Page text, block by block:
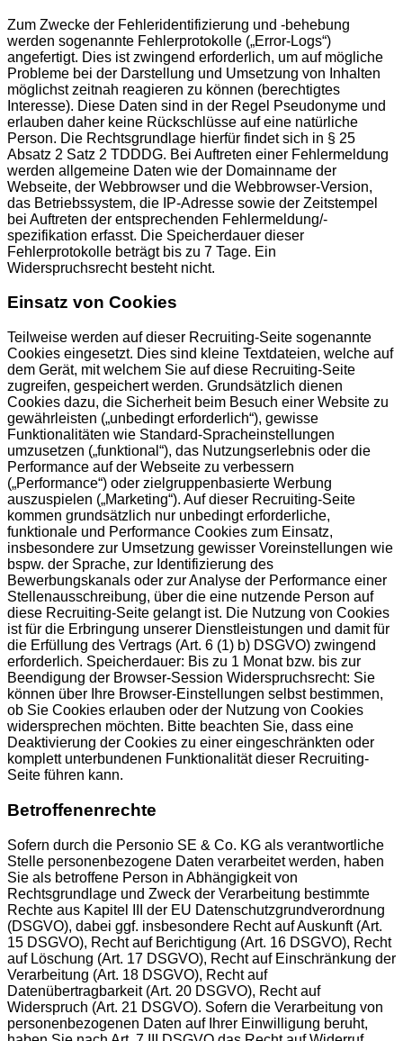
Zum Zwecke der Fehleridentifizierung und -behebung
werden sogenannte Fehlerprotokolle („Error-Logs“)
angefertigt. Dies ist zwingend erforderlich, um auf mögliche
Probleme bei der Darstellung und Umsetzung von Inhalten
möglichst zeitnah reagieren zu können (berechtigtes
Interesse). Diese Daten sind in der Regel Pseudonyme und
erlauben daher keine Rückschlüsse auf eine natürliche
Person. Die Rechtsgrundlage hierfür findet sich in § 25
Absatz 2 Satz 2 TDDDG. Bei Auftreten einer Fehlermeldung
werden allgemeine Daten wie der Domainname der
Webseite, der Webbrowser und die Webbrowser-Version,
das Betriebssystem, die IP-Adresse sowie der Zeitstempel
bei Auftreten der entsprechenden Fehlermeldung/-
spezifikation erfasst. Die Speicherdauer dieser
Fehlerprotokolle beträgt bis zu 7 Tage. Ein
Widerspruchsrecht besteht nicht.
Einsatz von Cookies
Teilweise werden auf dieser Recruiting-Seite sogenannte
Cookies eingesetzt. Dies sind kleine Textdateien, welche auf
dem Gerät, mit welchem Sie auf diese Recruiting-Seite
zugreifen, gespeichert werden. Grundsätzlich dienen
Cookies dazu, die Sicherheit beim Besuch einer Website zu
gewährleisten („unbedingt erforderlich“), gewisse
Funktionalitäten wie Standard-Spracheinstellungen
umzusetzen („funktional“), das Nutzungserlebnis oder die
Performance auf der Webseite zu verbessern
(„Performance“) oder zielgruppenbasierte Werbung
auszuspielen („Marketing“). Auf dieser Recruiting-Seite
kommen grundsätzlich nur unbedingt erforderliche,
funktionale und Performance Cookies zum Einsatz,
insbesondere zur Umsetzung gewisser Voreinstellungen wie
bspw. der Sprache, zur Identifizierung des
Bewerbungskanals oder zur Analyse der Performance einer
Stellenausschreibung, über die eine nutzende Person auf
diese Recruiting-Seite gelangt ist. Die Nutzung von Cookies
ist für die Erbringung unserer Dienstleistungen und damit für
die Erfüllung des Vertrags (Art. 6 (1) b) DSGVO) zwingend
erforderlich. Speicherdauer: Bis zu 1 Monat bzw. bis zur
Beendigung der Browser-Session Widerspruchsrecht: Sie
können über Ihre Browser-Einstellungen selbst bestimmen,
ob Sie Cookies erlauben oder der Nutzung von Cookies
widersprechen möchten. Bitte beachten Sie, dass eine
Deaktivierung der Cookies zu einer eingeschränkten oder
komplett unterbundenen Funktionalität dieser Recruiting-
Seite führen kann.
Betroffenenrechte
Sofern durch die Personio SE & Co. KG als verantwortliche
Stelle personenbezogene Daten verarbeitet werden, haben
Sie als betroffene Person in Abhängigkeit von
Rechtsgrundlage und Zweck der Verarbeitung bestimmte
Rechte aus Kapitel III der EU Datenschutzgrundverordnung
(DSGVO), dabei ggf. insbesondere Recht auf Auskunft (Art.
15 DSGVO), Recht auf Berichtigung (Art. 16 DSGVO), Recht
auf Löschung (Art. 17 DSGVO), Recht auf Einschränkung der
Verarbeitung (Art. 18 DSGVO), Recht auf
Datenübertragbarkeit (Art. 20 DSGVO), Recht auf
Widerspruch (Art. 21 DSGVO). Sofern die Verarbeitung von
personenbezogenen Daten auf Ihrer Einwilligung beruht,